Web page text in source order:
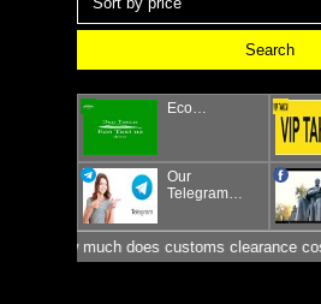
Eco…
Our
Telegram…
How much does customs clearance cost